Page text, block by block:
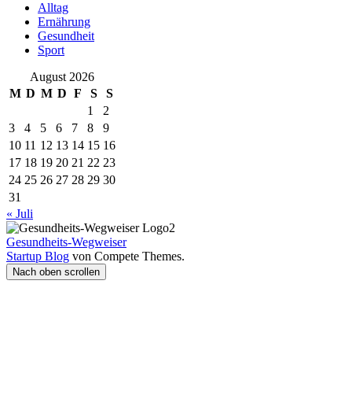
Alltag
Ernährung
Gesundheit
Sport
August 2026
M D M D F S
S
1
2
3
4 5 6 7 8
9
10 11 12 13 14 15 16
17 18 19 20 21 22 23
24 25 26 27 28 29 30
31
« Juli
Gesundheits-Wegweiser
Startup Blog von Compete Themes.
Nach oben scrollen